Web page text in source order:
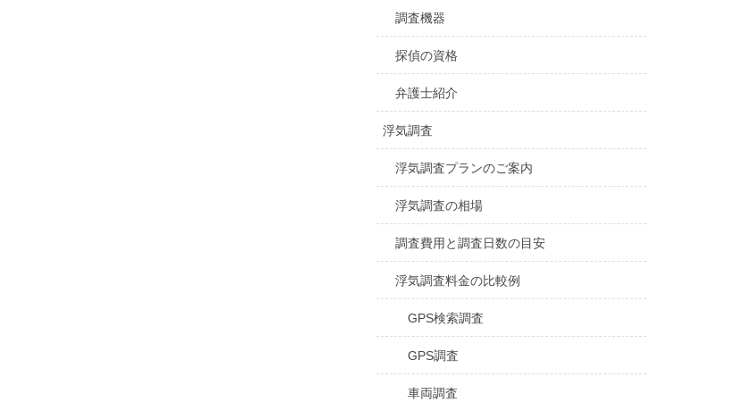
調査機器
探偵の資格
弁護士紹介
浮気調査
浮気調査プランのご案内
浮気調査の相場
調査費用と調査日数の目安
浮気調査料金の比較例
GPS検索調査
GPS調査
車両調査